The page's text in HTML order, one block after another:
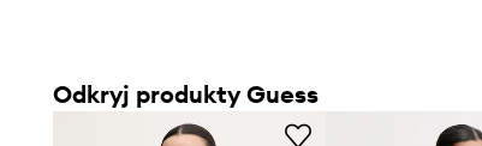
Odkryj produkty Guess